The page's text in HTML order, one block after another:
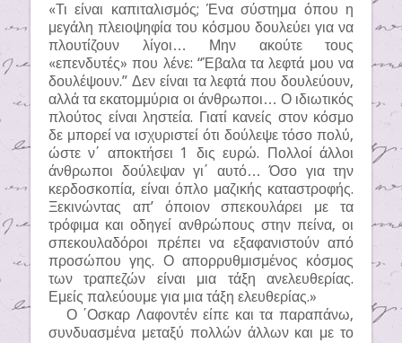
«Τι είναι καπιταλισμός; Ένα σύστημα όπου η
μεγάλη πλειοψηφία του κόσμου δουλεύει για να
πλουτίζουν λίγοι… Μην ακούτε τους
«επενδυτές» που λένε: “Έβαλα τα λεφτά μου να
δουλέψουν.” Δεν είναι τα λεφτά που δουλεύουν,
αλλά τα εκατομμύρια οι άνθρωποι… Ο ιδιωτικός
πλούτος είναι ληστεία. Γιατί κανείς στον κόσμο
δε μπορεί να ισχυριστεί ότι δούλεψε τόσο πολύ,
ώστε ν΄ αποκτήσει 1 δις ευρώ. Πολλοί άλλοι
άνθρωποι δούλεψαν γι΄ αυτό… Όσο για την
κερδοσκοπία, είναι όπλο μαζικής καταστροφής.
Ξεκινώντας απ’ όποιον σπεκουλάρει με τα
τρόφιμα και οδηγεί ανθρώπους στην πείνα, οι
σπεκουλαδόροι πρέπει να εξαφανιστούν από
προσώπου γης. Ο απορρυθμισμένος κόσμος
των τραπεζών είναι μια τάξη ανελευθερίας.
Εμείς παλεύουμε για μια τάξη ελευθερίας.»
Ο ΄Οσκαρ Λαφοντέν είπε και τα παραπάνω,
συνδυασμένα μεταξύ πολλών άλλων και με το